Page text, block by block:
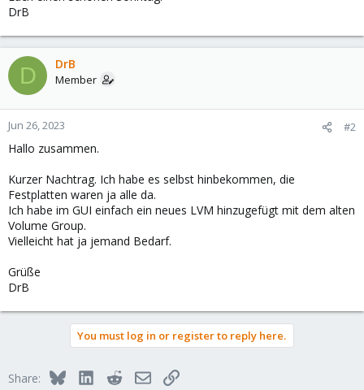
DrB
D DrB
Member
Jun 26, 2023 #2
Hallo zusammen.
Kurzer Nachtrag. Ich habe es selbst hinbekommen, die
Festplatten waren ja alle da.
Ich habe im GUI einfach ein neues LVM hinzugefügt mit dem alten
Volume Group.
Vielleicht hat ja jemand Bedarf.
Grüße
DrB
You must log in or register to reply here.
Share: BlueskyLinkedInRedditEmailLink